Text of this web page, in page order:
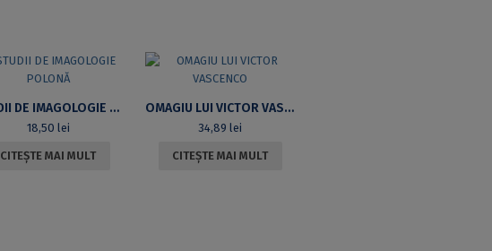
STUDII DE IMAGOLOGIE POLONĂ
18,50 lei
CITEȘTE MAI MULT
OMAGIU LUI VICTOR VASCENCO
34,89 lei
CITEȘTE MAI MULT